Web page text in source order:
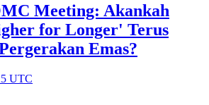
Meeting: Akankah
for Longer' Terus
Emas?
UTC